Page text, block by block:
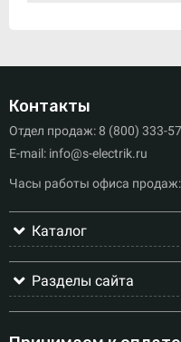
Контакты
Отдел продаж: 8 (800) 333-
E-mail: info@s-electrik.ru
Часы работы офиса продаж:
Каталог
Разделы сайта